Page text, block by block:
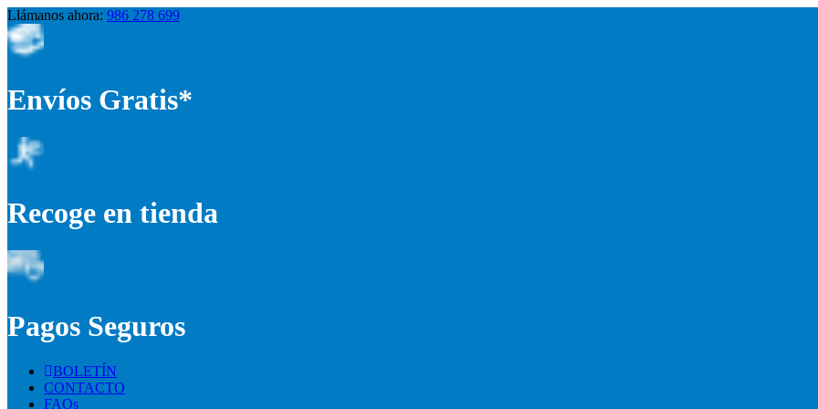
Llámanos ahora: 986 278 699
Envíos Gratis*
Recoge en tienda
Pagos Seguros
BOLETÍN
CONTACTO
FAQs